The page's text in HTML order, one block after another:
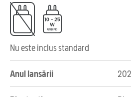
Nu este inclus standard
Anul lansării